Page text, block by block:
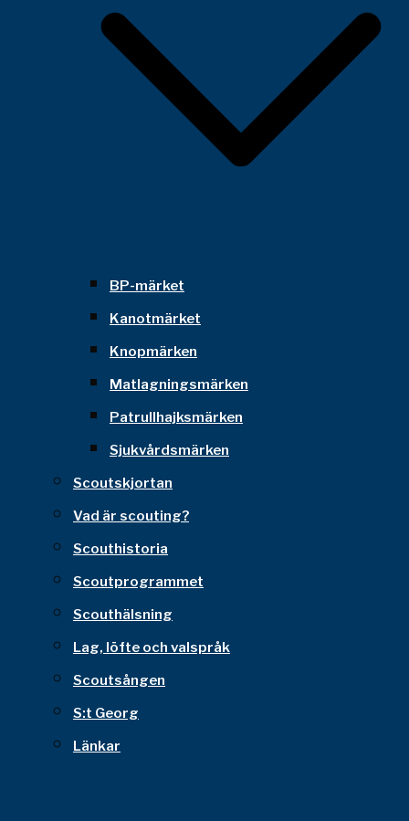
BP-märket
Kanotmärket
Knopmärken
Matlagningsmärken
Patrullhajksmärken
Sjukvårdsmärken
Scoutskjortan
Vad är scouting?
Scouthistoria
Scoutprogrammet
Scouthälsning
Lag, löfte och valspråk
Scoutsången
S:t Georg
Länkar